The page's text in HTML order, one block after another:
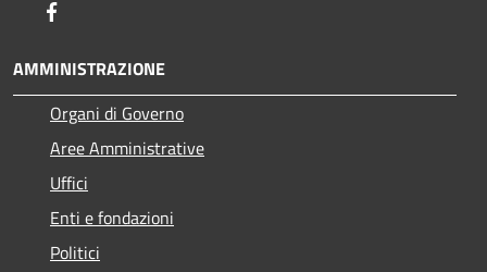
AMMINISTRAZIONE
Organi di Governo
Aree Amministrative
Uffici
Enti e fondazioni
Politici